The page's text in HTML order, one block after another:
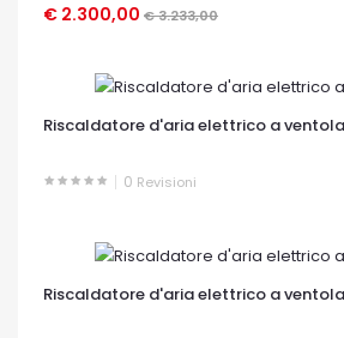
€ 2.300,00 € 3.233,00
OCCHIATA VELOCE
Riscaldatore d'aria elettrico a ventola
0 Revisioni
OCCHIATA VELOCE
Riscaldatore d'aria elettrico a ventola